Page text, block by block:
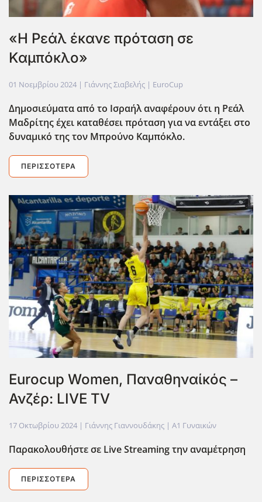
«Η Ρεάλ έκανε πρόταση σε
Καμπόκλο»
01 Νοεμβρίου 2024 | Γιάννης Σιαβελής | EuroCup
Δημοσιεύματα από το Ισραήλ αναφέρουν ότι η Ρεάλ
Μαδρίτης έχει καταθέσει πρόταση για να εντάξει στο
δυναμικό της τον Μπρούνο Καμπόκλο.
ΠΕΡΙΣΣΌΤΕΡΑ
Eurocup Women, Παναθηναίκός –
Ανζέρ: LIVE TV
17 Οκτωβρίου 2024 | Γιάννης Γιαννουδάκης | Α1 Γυναικών
Παρακολουθήστε σε LiveStreamingτην αναμέτρηση
ΠΕΡΙΣΣΌΤΕΡΑ